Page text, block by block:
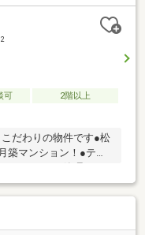
2
可
2階以上
だわりの物件です●松
築マンション！●テブ
ンターなど充実した生
せるマンションです(規
ださい！※災害積立
器は付帯しません。